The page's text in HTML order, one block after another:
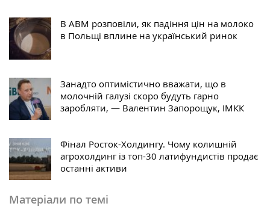
В АВМ розповіли, як падіння цін на молоко
в Польщі вплине на український ринок
Занадто оптимістично вважати, що в
молочній галузі скоро будуть гарно
заробляти, — Валентин Запорощук, ІМКК
Фінал Росток-Холдингу. Чому колишній
агрохолдинг із топ-30 латифундистів продає
останні активи
Матеріали по темі